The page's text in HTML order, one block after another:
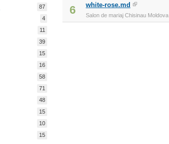
87
4
11
39
15
16
58
71
48
15
10
15
6 white-rose.md
Salon de mariaj Chisinau Moldova